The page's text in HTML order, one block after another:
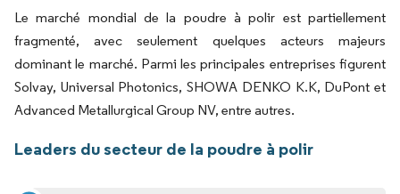
Le marché mondial de la poudre à polir est partiellement
fragmenté, avec seulement quelques acteurs majeurs
dominant le marché. Parmi les principales entreprises figurent
Solvay, Universal Photonics, SHOWA DENKO K.K, DuPont et
Advanced Metallurgical Group NV, entre autres.
Leaders du secteur de la poudre à polir